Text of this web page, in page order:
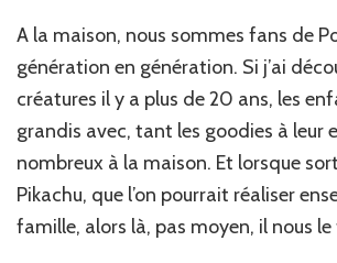
A la maison, nous sommes fans de
génération en génération. Si j’ai
créatures il y a plus de 20 ans, les
grandis avec, tant les goodies à leur
nombreux à la maison. Et lorsque
Pikachu, que l’on pourrait réaliser
famille, alors là, pas moyen, il nous